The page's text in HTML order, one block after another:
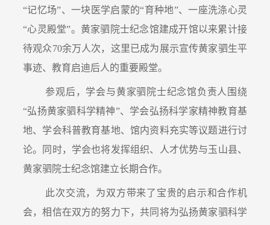
“记忆场”、一块医学启蒙的“育种地”、一座洗涤心灵
“心灵殿堂”。黄家驷院士纪念馆建成开馆以来累计接
待观众70余万人次，这里已成为展示宣传黄家驷生平
事迹、教育启迪后人的重要殿堂。
参观后，学会与黄家驷院士纪念馆负责人围绕
“弘扬黄家驷科学精神”、学会弘扬科学家精神教育基
地、学会科普教育基地、馆内资料充实等议题进行讨
论。同时，学会也将发挥组织、人才优势与玉山县、
黄家驷院士纪念馆建立长期合作。
此次交流，为双方带来了宝贵的启示和合作机
会，相信在双方的努力下，共同将为弘扬黄家驷科学